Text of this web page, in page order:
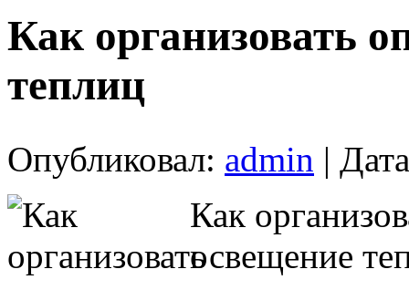
Как организовать
теплиц
Опубликовал: admin |
Как
освещение